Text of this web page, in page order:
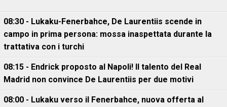
08:30 - Lukaku-Fenerbahce, De Laurentiis scende in
campo in prima persona: mossa inaspettata durante la
trattativa con i turchi
08:15 - Endrick proposto al Napoli! Il talento del Real
Madrid non convince De Laurentiis per due motivi
08:00 - Lukaku verso il Fenerbahce, nuova offerta al